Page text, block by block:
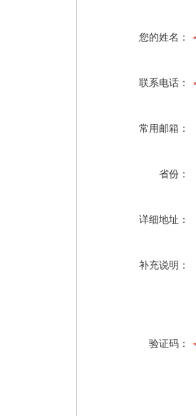
您的姓名：
联系电话：
常用邮箱：
省份：
详细地址：
补充说明：
验证码：